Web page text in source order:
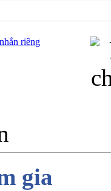
riêng
gia